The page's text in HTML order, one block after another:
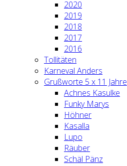
2020
2019
2018
2017
2016
Tollitäten
Karneval Anders
Grußworte 5 x 11 Jahre
Achnes Kasulke
Funky Marys
Höhner
Kasalla
Lupo
Räuber
Schäl Pänz